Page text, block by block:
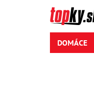
DOMÁCE